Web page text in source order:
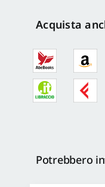
Acquista
Potrebbero